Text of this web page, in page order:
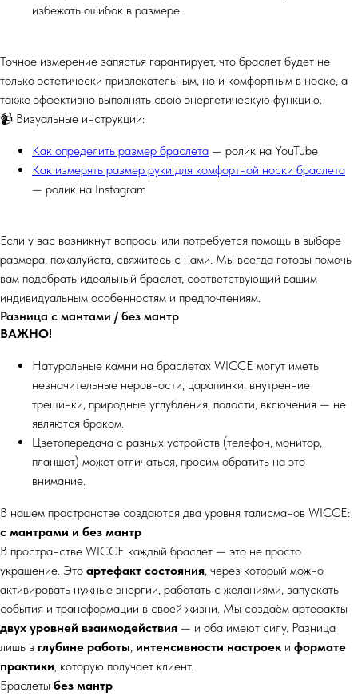
избежать ошибок в размере.
Точное измерение запястья гарантирует, что браслет будет не
только эстетически привлекательным, но и комфортным в носке, а
также эффективно выполнять свою энергетическую функцию.
📹 Визуальные инструкции:
Как определить размер браслета — ролик на YouTube
Как измерять размер руки для комфортной носки браслета
— ролик на Instagram
Если у вас возникнут вопросы или потребуется помощь в выборе
размера, пожалуйста, свяжитесь с нами. Мы всегда готовы помочь
вам подобрать идеальный браслет, соответствующий вашим
индивидуальным особенностям и предпочтениям.
Разница с мантами / без мантр
ВАЖНО!
Натуральные камни на браслетах WICCE могут иметь
незначительные неровности, царапинки, внутренние
трещинки, природные углубления, полости, включения — не
являются браком.
Цветопередача с разных устройств (телефон, монитор,
планшет) может отличаться, просим обратить на это
внимание.
В нашем пространстве создаются два уровня талисманов WICCE:
с мантрами и без мантр
В пространстве WICCE каждый браслет — это не просто
украшение. Это артефакт состояния, через который можно
активировать нужные энергии, работать с желаниями, запускать
события и трансформации в своей жизни. Мы создаём артефакты
двух уровней взаимодействия — и оба имеют силу. Разница
лишь в глубине работы, интенсивности настроек и формате
практики, которую получает клиент.
Браслеты без мантр